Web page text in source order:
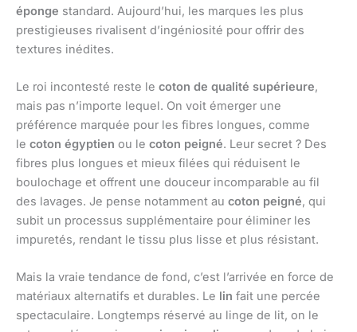
éponge standard. Aujourd’hui, les marques les plus
prestigieuses rivalisent d’ingéniosité pour offrir des
textures inédites.
Le roi incontesté reste le coton de qualité supérieure,
mais pas n’importe lequel. On voit émerger une
préférence marquée pour les fibres longues, comme
le coton égyptien ou le coton peigné. Leur secret ? Des
fibres plus longues et mieux filées qui réduisent le
boulochage et offrent une douceur incomparable au fil
des lavages. Je pense notamment au coton peigné, qui
subit un processus supplémentaire pour éliminer les
impuretés, rendant le tissu plus lisse et plus résistant.
Mais la vraie tendance de fond, c’est l’arrivée en force de
matériaux alternatifs et durables. Le lin fait une percée
spectaculaire. Longtemps réservé au linge de lit, on le